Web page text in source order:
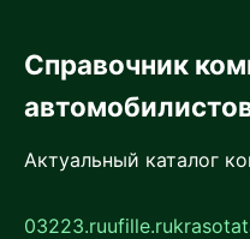
Справочник
Актуальный каталог
03223.ruufille.ru